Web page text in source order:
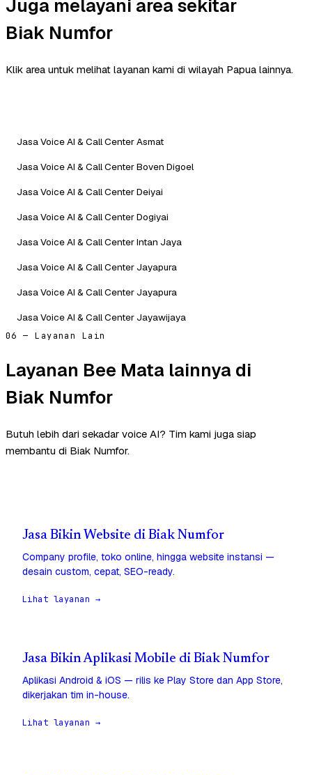
Juga melayani area sekitar
Biak Numfor
Klik area untuk melihat layanan kami di wilayah Papua lainnya.
Jasa Voice AI & Call Center Asmat
Jasa Voice AI & Call Center Boven Digoel
Jasa Voice AI & Call Center Deiyai
Jasa Voice AI & Call Center Dogiyai
Jasa Voice AI & Call Center Intan Jaya
Jasa Voice AI & Call Center Jayapura
Jasa Voice AI & Call Center Jayapura
Jasa Voice AI & Call Center Jayawijaya
06 — Layanan Lain
Layanan Bee Mata lainnya di
Biak Numfor
Butuh lebih dari sekadar voice AI? Tim kami juga siap
membantu di Biak Numfor.
Jasa Bikin Website di Biak Numfor
Company profile, toko online, hingga website instansi —
desain custom, cepat, SEO-ready.
Lihat layanan →
Jasa Bikin Aplikasi Mobile di Biak Numfor
Aplikasi Android & iOS — rilis ke Play Store dan App Store,
dikerjakan tim in-house.
Lihat layanan →